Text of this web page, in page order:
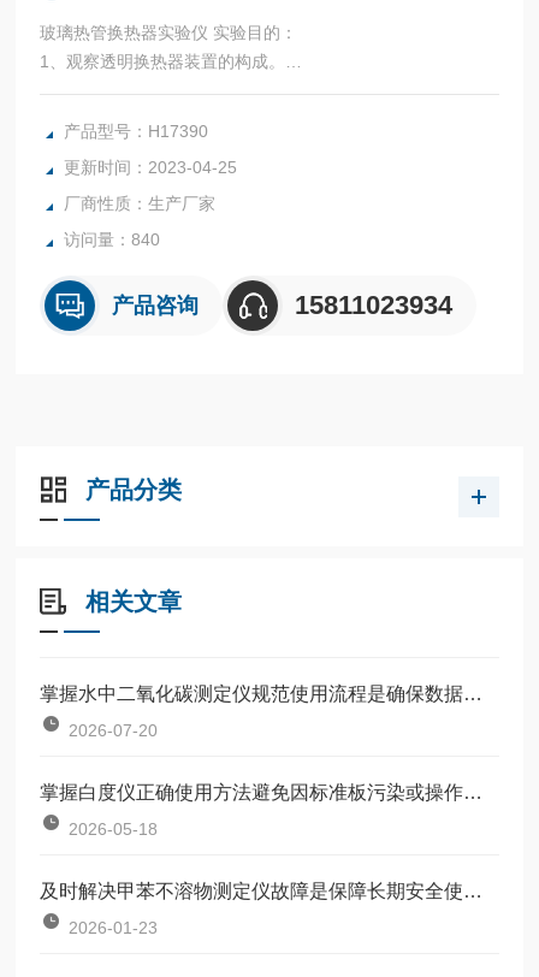
玻璃热管换热器实验仪 实验目的：
1、观察透明换热器装置的构成。
2、可进行玻璃热管换热器传热媒体的传热系数和热效率计
算。
产品型号：H17390
更新时间：2023-04-25
厂商性质：生产厂家
访问量：840
产品咨询 15811023934
产品分类
相关文章
掌握水中二氧化碳测定仪规范使用流程是确保数据准确可靠的前提
2026-07-20
掌握白度仪正确使用方法避免因标准板污染或操作不规范引入误差
2026-05-18
及时解决甲苯不溶物测定仪故障是保障长期安全使用的关键
2026-01-23